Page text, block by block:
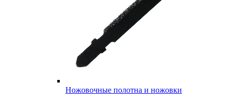
Ножовочные полотна и ножовки